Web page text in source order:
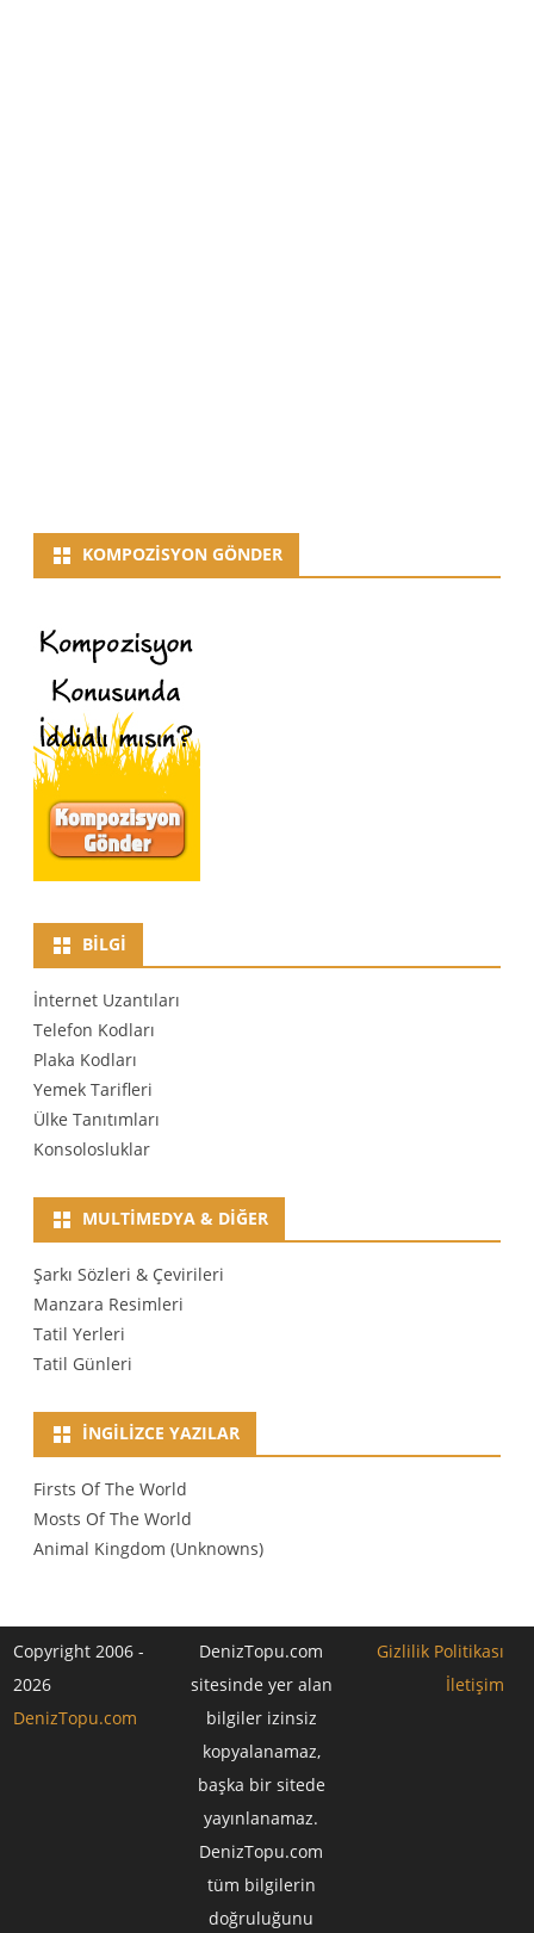
KOMPOZISYON GÖNDER
BILGI
İnternet Uzantıları
Telefon Kodları
Plaka Kodları
Yemek Tarifleri
Ülke Tanıtımları
Konsolosluklar
MULTIMEDYA & DIĞER
Şarkı Sözleri & Çevirileri
Manzara Resimleri
Tatil Yerleri
Tatil Günleri
İNGILIZCE YAZILAR
Firsts Of The World
Mosts Of The World
Animal Kingdom (Unknowns)
Copyright 2006 -
2026
DenizTopu.com
DenizTopu.com
sitesinde yer alan
bilgiler izinsiz
kopyalanamaz,
başka bir sitede
yayınlanamaz.
DenizTopu.com
tüm bilgilerin
doğruluğunu
Gizlilik Politikası
İletişim